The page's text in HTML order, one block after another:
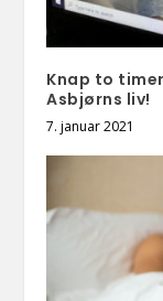
Knap to
Asbjørns liv!
7. januar 2021